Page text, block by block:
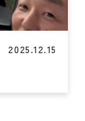
2025.12.15